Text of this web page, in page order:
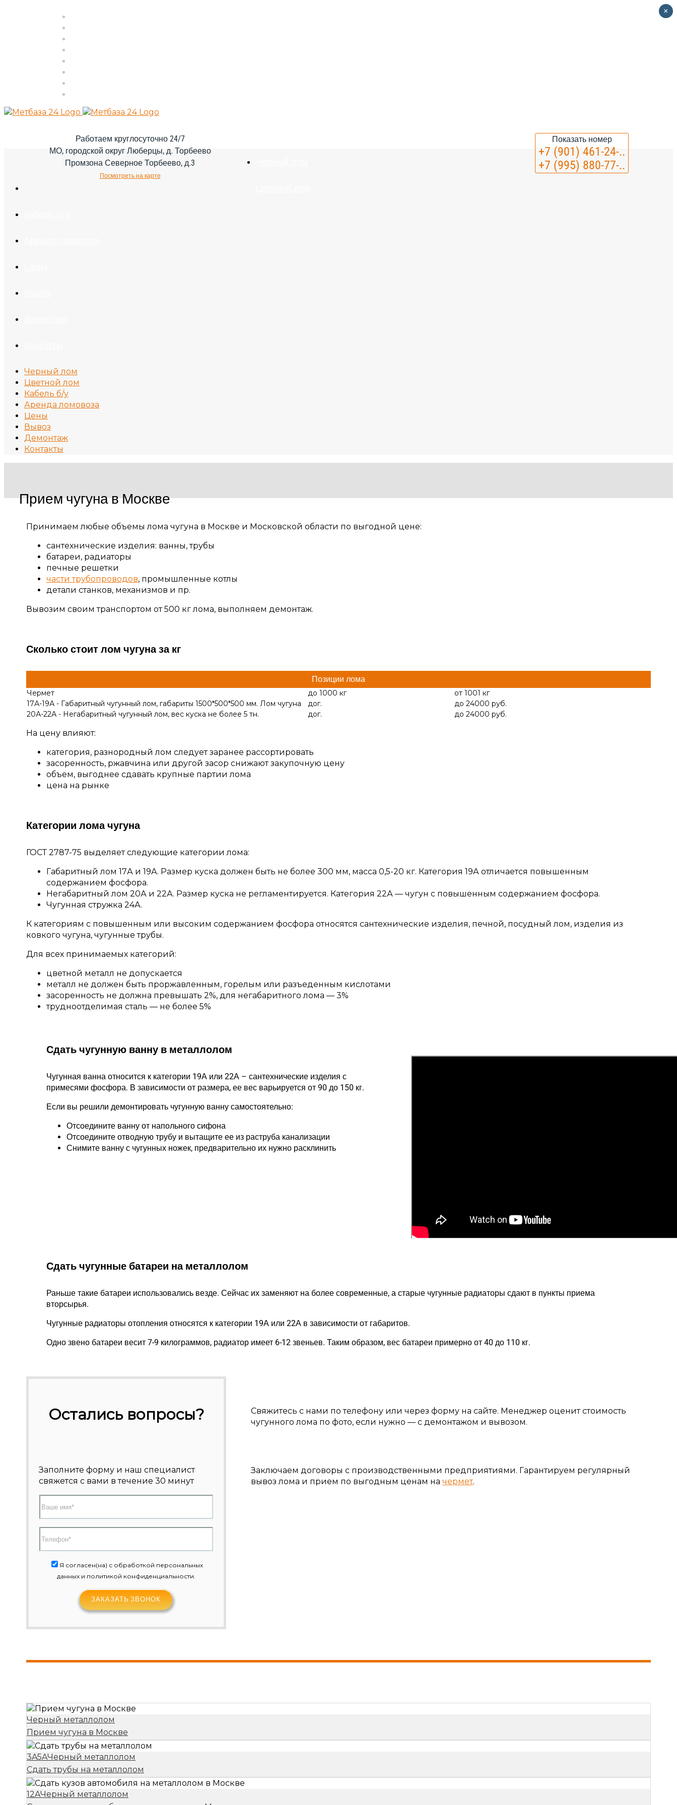
Показать номер
+7 (901) 461-24-..
+7 (995) 880-77-..
Работаем круглосуточно 24/7
МО, городской округ Люберцы, д. Торбеево
Промзона Северное Торбеево, д.3
Посмотреть на карте
Черный лом
Цветной лом
Кабель б/у
Аренда ломовоза
Цены
Вывоз
Демонтаж
Контакты
Прием чугуна в Москве
Принимаем любые объемы лома чугуна в Москве и Московской области по выгодной цене:
сантехнические изделия: ванны, трубы
батареи, радиаторы
печные решетки
части трубопроводов, промышленные котлы
детали станков, механизмов и пр.
Вывозим своим транспортом от 500 кг лома, выполняем демонтаж.
Сколько стоит лом чугуна за кг
Позиции лома
Чермет до 1000 кг
от 1001 кг
17А-19А - Габаритный чугунный лом, габариты 1500*500*500 мм. Лом чугуна
дог.
до 24000 руб.
20А-22А - Негабаритный чугунный лом, вес куска не более 5 тн.
дог. до 24000 руб.
На цену влияют:
категория, разнородный лом следует заранее рассортировать
засоренность, ржавчина или другой засор снижают закупочную цену
объем, выгоднее сдавать крупные партии лома
цена на рынке
Категории лома чугуна
ГОСТ 2787-75 выделяет следующие категории лома:
Габаритный лом 17А и 19А. Размер куска должен быть не более 300 мм, масса 0,5-20 кг. Категория 19А отличается повышенным
содержанием фосфора.
Негабаритный лом 20А и 22А. Размер куска не регламентируется. Категория 22А — чугун с повышенным содержанием фосфора.
Чугунная стружка 24А.
К категориям с повышенным или высоким содержанием фосфора относятся сантехнические изделия, печной, посудный лом, изделия из
ковкого чугуна, чугунные трубы.
Для всех принимаемых категорий:
цветной металл не допускается
металл не должен быть проржавленным, горелым или разъеденным кислотами
засоренность не должна превышать 2%, для негабаритного лома — 3%
трудноотделимая сталь — не более 5%
Сдать чугунную ванну в металлолом
Чугунная ванна относится к категории 19А или 22А – сантехнические изделия с
примесями фосфора. В зависимости от размера, ее вес варьируется от 90 до 150 кг.
Если вы решили демонтировать чугунную ванну самостоятельно:
Отсоедините ванну от напольного сифона
Отсоедините отводную трубу и вытащите ее из раструба канализации
Снимите ванну с чугунных ножек, предварительно их нужно расклинить
Сдать чугунные батареи на металлолом
Раньше такие батареи использовались везде. Сейчас их заменяют на более современные, а старые чугунные радиаторы сдают в пункты приема
вторсырья.
Чугунные радиаторы отопления относятся к категории 19А или 22А в зависимости от габаритов.
Одно звено батареи весит 7-9 килограммов, радиатор имеет 6-12 звеньев. Таким образом, вес батареи примерно от 40 до 110 кг.
Остались вопросы?
Заполните форму и наш специалист
свяжется с вами в течение 30 минут
Я согласен(на) с обработкой персональных
данных и политикой конфиденциальности.
Свяжитесь с нами по телефону или через форму на сайте. Менеджер оценит стоимость
чугунного лома по фото, если нужно — с демонтажом и вывозом.
Заключаем договоры с производственными предприятиями. Гарантируем регулярный
вывоз лома и прием по выгодным ценам начермет.
Черный металлолом
Прием чугуна в Москве
3A5AЧерный металлолом
Сдать трубы на металлолом
12AЧерный металлолом
×